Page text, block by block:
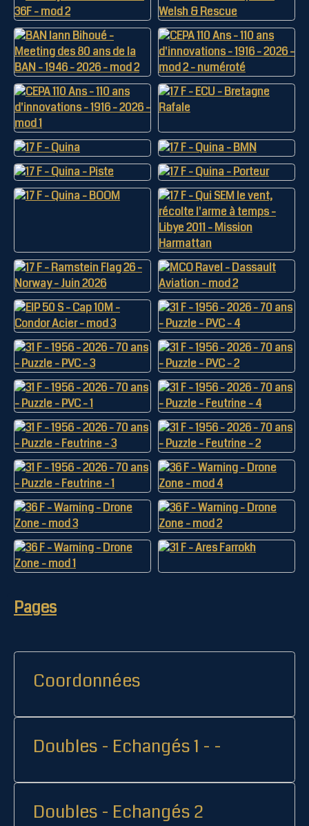
Pages
Coordonnées
Doubles - Echangés 1 - -
Doubles - Echangés 2